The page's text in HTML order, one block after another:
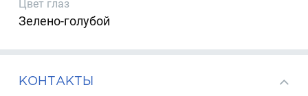
Цвет глаз
Зелено-голубой
КОНТАКТЫ